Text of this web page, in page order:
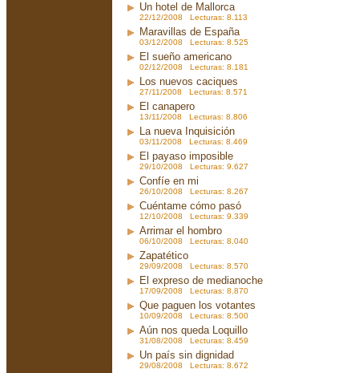
Un hotel de Mallorca
22/12/2008 Lecturas: 8.113
Maravillas de España
03/12/2008 Lecturas: 8.525
El sueño americano
02/12/2008 Lecturas: 8.181
Los nuevos caciques
27/11/2008 Lecturas: 8.571
El canapero
13/11/2008 Lecturas: 8.806
La nueva Inquisición
03/11/2008 Lecturas: 8.469
El payaso imposible
29/10/2008 Lecturas: 9.627
Confíe en mi
26/10/2008 Lecturas: 8.267
Cuéntame cómo pasó
12/10/2008 Lecturas: 9.339
Arrimar el hombro
06/10/2008 Lecturas: 8.040
Zapatético
29/09/2008 Lecturas: 8.570
El expreso de medianoche
17/09/2008 Lecturas: 8.870
Que paguen los votantes
10/09/2008 Lecturas: 8.500
Aún nos queda Loquillo
31/08/2008 Lecturas: 8.459
Un país sin dignidad
29/08/2008 Lecturas: 8.672